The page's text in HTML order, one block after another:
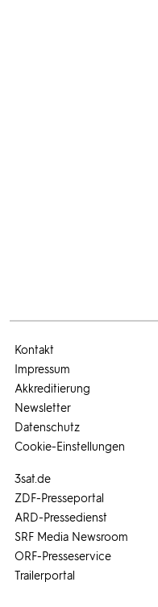
3sat.de
ZDF-Presseportal
ARD-Pressedienst
SRF Media Newsroom
ORF-Presseservice
Trailerportal
Kontakt
Impressum
Akkreditierung
Newsletter
Datenschutz
Cookie-Einstellungen